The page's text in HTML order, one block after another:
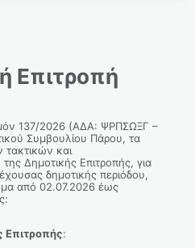
Επιτροπή
137/2026 (ΑΔΑ: ΨΡΠΣΩΞΓ –
Συμβουλίου Πάρου, τα
και
Δημοτικής Επιτροπής, για
δημοτικής περιόδου,
από 02.07.2026 έως
Επιτροπής: